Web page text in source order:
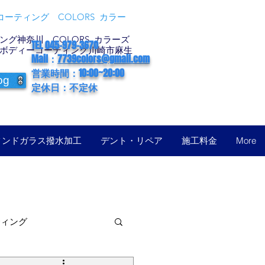
ーティング COLORS カラー
グ神奈川 COLORS カラーズ
ィーコーティング川崎市麻生
TEL 045-979-3670
Mail：7739colors@gmail.com
営業時間：10:00~20:00
定休日：不定休
ンドガラス撥水加工 デント・リペア 施工料金 More
ング